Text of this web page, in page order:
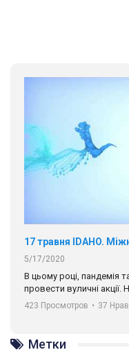
5/17/2020
В цьому році, пандемія
провести вуличні
навіть коли ми у різних
разом. Ми закликаємо
солідарності,
ГАУ є в 16 областях
Разом наш голос лунає
423 Просмотров • 37
Метки